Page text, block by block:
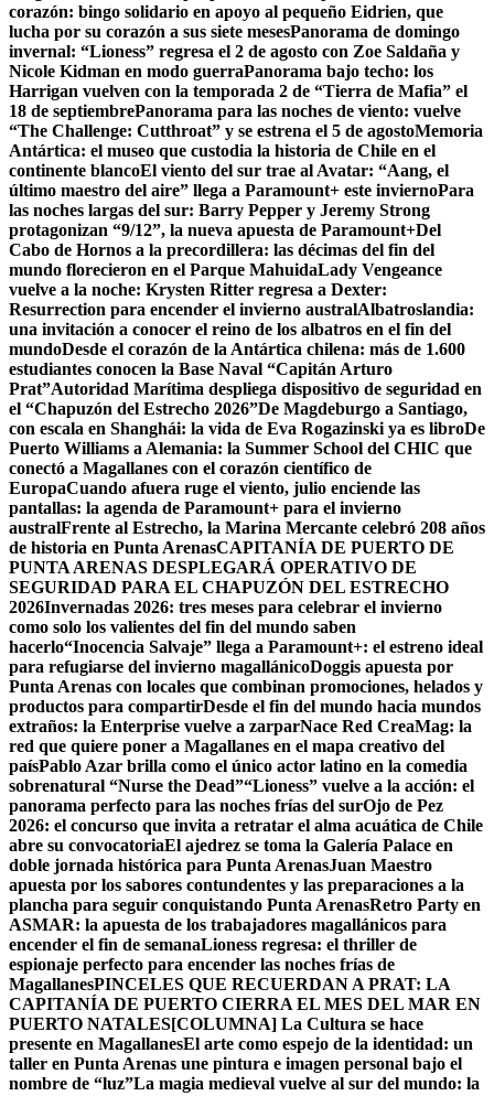
corazón: bingo solidario en apoyo al pequeño Eidrien, que
lucha por su corazón a sus siete mesesPanorama de domingo
invernal: “Lioness” regresa el 2 de agosto con Zoe Saldaña y
Nicole Kidman en modo guerraPanorama bajo techo: los
Harrigan vuelven con la temporada 2 de “Tierra de Mafia” el
18 de septiembrePanorama para las noches de viento: vuelve
“The Challenge: Cutthroat” y se estrena el 5 de agostoMemoria
Antártica: el museo que custodia la historia de Chile en el
continente blancoEl viento del sur trae al Avatar: “Aang, el
último maestro del aire” llega a Paramount+ este inviernoPara
las noches largas del sur: Barry Pepper y Jeremy Strong
protagonizan “9/12”, la nueva apuesta de Paramount+Del
Cabo de Hornos a la precordillera: las décimas del fin del
mundo florecieron en el Parque MahuidaLady Vengeance
vuelve a la noche: Krysten Ritter regresa a Dexter:
Resurrection para encender el invierno australAlbatroslandia:
una invitación a conocer el reino de los albatros en el fin del
mundoDesde el corazón de la Antártica chilena: más de 1.600
estudiantes conocen la Base Naval “Capitán Arturo
Prat”Autoridad Marítima despliega dispositivo de seguridad en
el “Chapuzón del Estrecho 2026”De Magdeburgo a Santiago,
con escala en Shanghái: la vida de Eva Rogazinski ya es libroDe
Puerto Williams a Alemania: la Summer School del CHIC que
conectó a Magallanes con el corazón científico de
EuropaCuando afuera ruge el viento, julio enciende las
pantallas: la agenda de Paramount+ para el invierno
australFrente al Estrecho, la Marina Mercante celebró 208 años
de historia en Punta ArenasCAPITANÍA DE PUERTO DE
PUNTA ARENAS DESPLEGARÁ OPERATIVO DE
SEGURIDAD PARA EL CHAPUZÓN DEL ESTRECHO
2026Invernadas 2026: tres meses para celebrar el invierno
como solo los valientes del fin del mundo saben
hacerlo“Inocencia Salvaje” llega a Paramount+: el estreno ideal
para refugiarse del invierno magallánicoDoggis apuesta por
Punta Arenas con locales que combinan promociones, helados y
productos para compartirDesde el fin del mundo hacia mundos
extraños: la Enterprise vuelve a zarparNace Red CreaMag: la
red que quiere poner a Magallanes en el mapa creativo del
paísPablo Azar brilla como el único actor latino en la comedia
sobrenatural “Nurse the Dead”“Lioness” vuelve a la acción: el
panorama perfecto para las noches frías del surOjo de Pez
2026: el concurso que invita a retratar el alma acuática de Chile
abre su convocatoriaEl ajedrez se toma la Galería Palace en
doble jornada histórica para Punta ArenasJuan Maestro
apuesta por los sabores contundentes y las preparaciones a la
plancha para seguir conquistando Punta ArenasRetro Party en
ASMAR: la apuesta de los trabajadores magallánicos para
encender el fin de semanaLioness regresa: el thriller de
espionaje perfecto para encender las noches frías de
MagallanesPINCELES QUE RECUERDAN A PRAT: LA
CAPITANÍA DE PUERTO CIERRA EL MES DEL MAR EN
PUERTO NATALES[COLUMNA] La Cultura se hace
presente en MagallanesEl arte como espejo de la identidad: un
taller en Punta Arenas une pintura e imagen personal bajo el
nombre de “luz”La magia medieval vuelve al sur del mundo: la